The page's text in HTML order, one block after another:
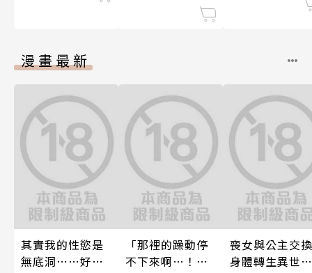
漫畫最新
其實我的性慾是
無底洞……好想
「那裡的躁動停
不下來啊…！」
喪女與公主交換
身體轉生異世界